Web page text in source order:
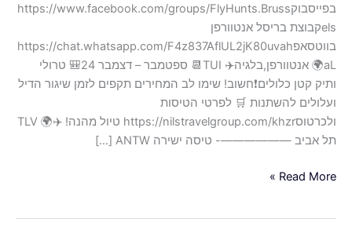
בפייסבוקhttps://www.facebook.com/groups/FlyHunts.Bruss
elsקבוצת בריסל אנטוורפן
בווטסאפhttps://chat.whatsapp.com/F4z837AflUL2jK80uvah
aL🌍 אנטוורפן,בלגיה✈️ TUI📆 ספטמבר – דצמבר 24🎒 טרולי
ותיק קטן כלולים❗️חשוב! שימו לב המחירים תקפים לזמן שיגור הדיל
ועלולים להשתנות 🛒 לפרטי הטיסות
ולכרטוסhttps://nilstravelgroup.com/khzr טיול מהנה! ✈️🌍 TLV
תל אביב ——————- טיסה ישירה ANTW […]
Read More »